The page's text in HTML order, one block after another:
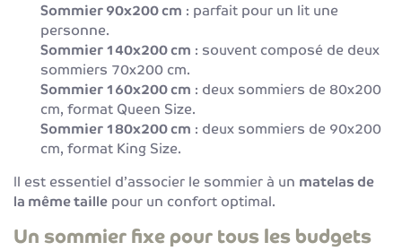
Sommier 90x200 cm : parfait pour un lit une
personne.
Sommier 140x200 cm : souvent composé de deux
sommiers 70x200 cm.
Sommier 160x200 cm : deux sommiers de 80x200
cm, format Queen Size.
Sommier 180x200 cm : deux sommiers de 90x200
cm, format King Size.
Il est essentiel d’associer le sommier à un matelas de
la même taille pour un confort optimal.
Un sommier fixe pour tous les budgets